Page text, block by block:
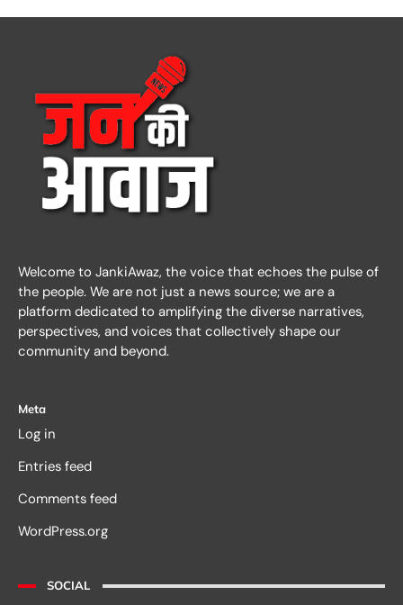
Welcome to JankiAwaz, the voice that echoes the pulse of
the people. We are not just a news source; we are a
platform dedicated to amplifying the diverse narratives,
perspectives, and voices that collectively shape our
community and beyond.
Meta
Log in
Entries feed
Comments feed
WordPress.org
SOCIAL